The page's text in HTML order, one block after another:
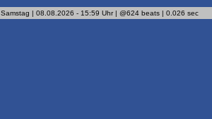
Samstag | 08.08.2026 - 15:59 Uhr | @624 beats | 0.026 sec